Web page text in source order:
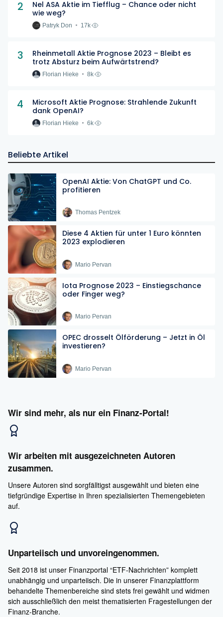
2
Nel ASA Aktie im Tiefflug – Chance oder nicht
wie weg?
Patryk Don 17k
3
Rheinmetall Aktie Prognose 2023 – Bleibt es
trotz Absturz beim Aufwärtstrend?
Florian Hieke 8k
4
Microsoft Aktie Prognose: Strahlende Zukunft
dank OpenAI?
Florian Hieke 6k
Beliebte Artikel
OpenAI Aktie: Von ChatGPT und Co.
profitieren
Thomas Pentzek
Diese 4 Aktien für unter 1 Euro könnten
2023 explodieren
Mario Pervan
Iota Prognose 2023 – Einstiegschance
oder Finger weg?
Mario Pervan
OPEC drosselt Ölförderung – Jetzt in Öl
investieren?
Mario Pervan
Wir sind mehr, als nur ein Finanz-Portal!
Wir arbeiten mit ausgezeichneten Autoren
zusammen.
Unsere Autoren sind sorgfälltigst ausgewählt und bieten eine
tiefgründige Expertise in Ihren spezialisierten Themengebieten
auf.
Unparteiisch und unvoreingenommen.
Seit 2018 ist unser Finanzportal “ETF-Nachrichten” komplett
unabhängig und unparteiisch. Die in unserer Finanzplattform
behandelte Themenbereiche sind stets frei gewählt und widmen
sich ausschließlich den meist thematisierten Fragestellungen der
Finanz-Branche.